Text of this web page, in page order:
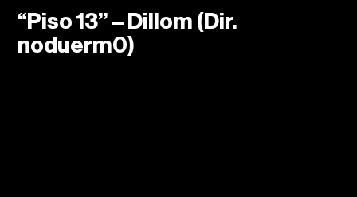
“Piso 13” – Dillom (Dir.
noduerm0)